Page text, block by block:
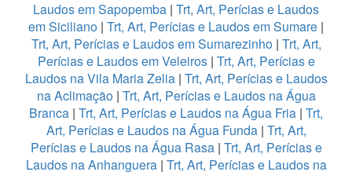
Laudos em Sapopemba | Trt, Art, Perícias e Laudos
em Siciliano | Trt, Art, Perícias e Laudos em Sumare |
Trt, Art, Perícias e Laudos em Sumarezinho| Trt, Art,
Perícias e Laudos em Veleiros| Trt, Art, Perícias e
Laudos na Vila Maria Zelia| Trt, Art, Perícias e Laudos
na Aclimação| Trt, Art, Perícias e Laudos na Água
Branca | Trt, Art, Perícias e Laudos na Água Fria | Trt,
Art, Perícias e Laudos na Água Funda| Trt, Art,
Perícias e Laudos na Água Rasa | Trt, Art, Perícias e
Laudos na Anhanguera| Trt, Art, Perícias e Laudos na